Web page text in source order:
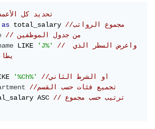
//تحديد كل
as total_salary
//مجموع الرواتب
// من جدول الموظفين
LIKE 'J%'
// واعرض السطر الذي
'%Ch%'
//او الشرط الثاني
//تجميع فئات حسب القسم
ASC //ترتيب حسب مجموع